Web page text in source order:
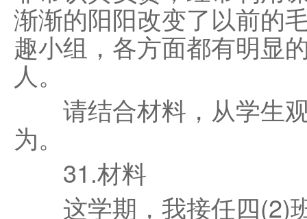
渐渐的阳阳改变了以前的
趣小组，各方面都有明显
人。
请结合材料，从学生观
为。
31.材料
这学期，我接任四(2)